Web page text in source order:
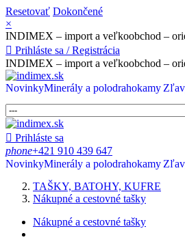
Resetovať Dokončené
×
INDIMEX – import a veľkoobchod –
 Prihláste sa / Registrácia
INDIMEX – import a veľkoobchod –
NovinkyMinerály a polodrahokamy
 Prihláste sa
phone+421 910 439 647
NovinkyMinerály a polodrahokamy
TAŠKY, BATOHY, KUFRE
Nákupné a cestovné tašky
Nákupné a cestovné tašky